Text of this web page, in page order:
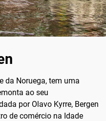
da Noruega, tem uma
ao seu
por Olavo Kyrre, Bergen
de comércio na Idade